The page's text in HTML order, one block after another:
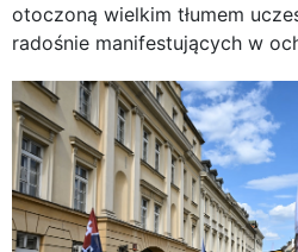
otoczoną wielkim tłumem
radośnie manifestujących w